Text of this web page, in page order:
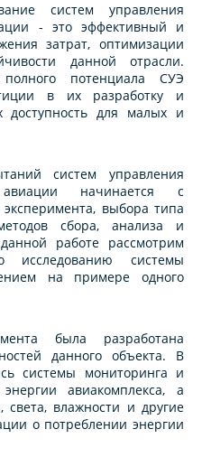
систем управления
- это эффективный и
затрат, оптимизации
данной отрасли.
потенциала СУЭ
в их разработку и
доступность для малых и
систем управления
начинается с
выбора типа
сбора, анализа и
работе рассмотрим
исследованию системы
на примере одного
была разработана
данного объекта. В
системы мониторинга и
авиакомплекса, а
света, влажности и другие
о потреблении энергии